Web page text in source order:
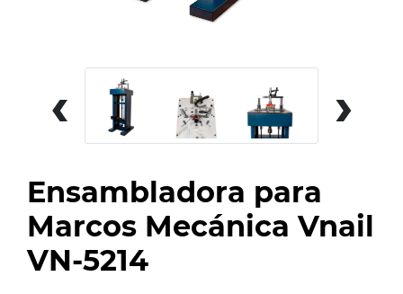
‹ ›
Ensambladora para
Marcos Mecánica Vnail
VN-5214